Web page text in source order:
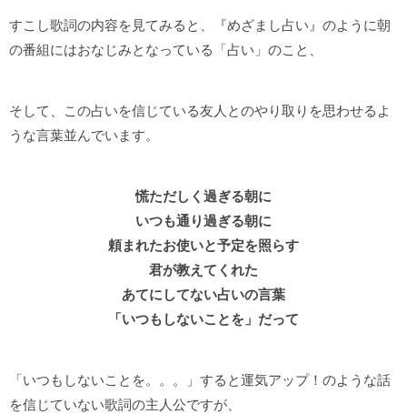
すこし歌詞の内容を見てみると、『めざまし占い』のように朝
の番組にはおなじみとなっている「占い」のこと、
そして、この占いを信じている友人とのやり取りを思わせるよ
うな言葉並んでいます。
慌ただしく過ぎる朝に
いつも通り過ぎる朝に
頼まれたお使いと予定を照らす
君が教えてくれた
あてにしてない占いの言葉
「いつもしないことを」だって
「いつもしないことを。。。」すると運気アップ！のような話
を信じていない歌詞の主人公ですが、